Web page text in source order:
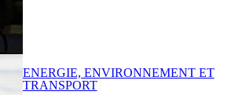
ENERGIE, ENVIRONNEMENT ET
TRANSPORT